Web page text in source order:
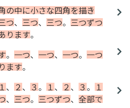
の中に小さな四角を描き
つ、 三つ、 三つ。 三つずつ
ります。
。 一つ、 一つ、 一つ。 一つ
ます。
、 ２、 ３。 １、 ２、 ３。 １
、 三つ。 三つずつ、 全部で